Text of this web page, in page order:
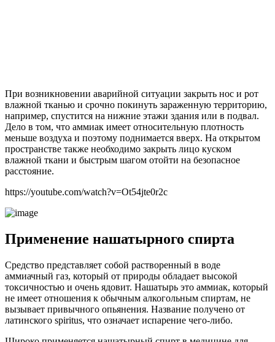
При возникновении аварийной ситуации закрыть нос и рот
влажной тканью и срочно покинуть зараженную территорию,
например, спустится на нижние этажи здания или в подвал.
Дело в том, что аммиак имеет относительную плотность
меньше воздуха и поэтому поднимается вверх. На открытом
пространстве также необходимо закрыть лицо куском
влажной ткани и быстрым шагом отойти на безопасное
расстояние.
https://youtube.com/watch?v=Ot54jte0r2c
Применение нашатырного спирта
Средство представляет собой растворенный в воде
аммиачный газ, который от природы обладает высокой
токсичностью и очень ядовит. Нашатырь это аммиак, который
не имеет отношения к обычным алкогольным спиртам, не
вызывает привычного опьянения. Название получено от
латинского spiritus, что означает испарение чего-либо.